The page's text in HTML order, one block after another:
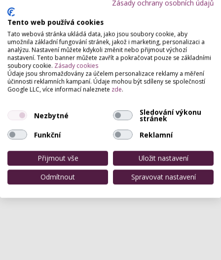
Zásady ochrany osobních údajů
Tento web používá cookies
Tato webová stránka ukládá data, jako jsou soubory cookie, aby
umožnila základní fungování stránek, jakož i marketing, personalizaci a
analýzu. Nastavení můžete kdykoli změnit nebo přijmout výchozí
nastavení. Tento banner můžete zavřít a pokračovat pouze se základními
soubory cookie. Zásady cookies
Údaje jsou shromažďovány za účelem personalizace reklamy a měření
účinnosti reklamních kampaní. Údaje mohou být sdíleny se společností
Google LLC, více informací naleznete zde.
Nezbytné Sledování výkonu
stránek
Funkční
Reklamní
Přijmout vše
Uložit nastavení
Odmítnout
Spravovat nastavení